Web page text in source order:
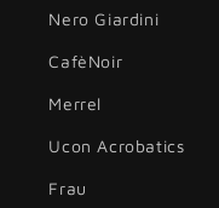
Nero Giardini
CafèNoir
Merrel
Ucon Acrobatics
Frau